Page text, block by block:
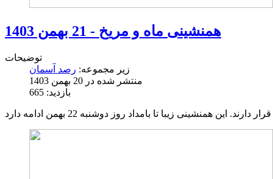
همنشینی ماه و مریخ - 21 بهمن 1403
توضیحات
زیر مجموعه: رصد آسمان
منتشر شده در 20 بهمن 1403
بازدید: 665